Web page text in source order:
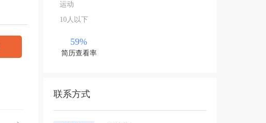
运动
10人以下
59%
简历查看率
联系方式